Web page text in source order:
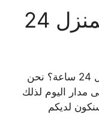
غسيل سيارات بالمنزل 24
هل تريد خدمات غسيل سيارات متنقل 24 ساعة؟ نحن
مدار اليوم لذلك
لديكم